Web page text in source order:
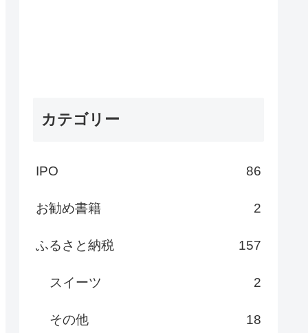
カテゴリー
IPO 86
お勧め書籍 2
ふるさと納税 157
スイーツ 2
その他 18